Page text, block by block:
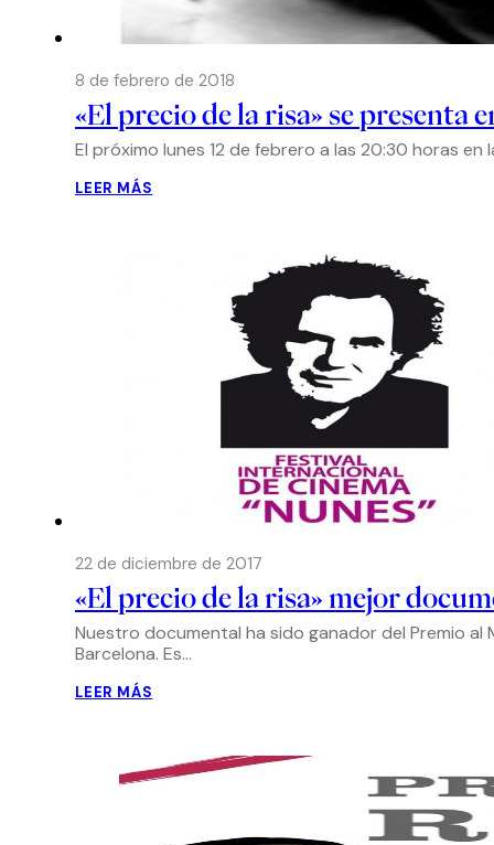
8 de febrero de 2018
«El precio de la risa» se presenta
El próximo lunes 12 de febrero a las 20:30 horas
LEER MÁS
22 de diciembre de 2017
«El precio de la risa» mejor
Nuestro documental ha sido ganador del Premio al
Barcelona. Es…
LEER MÁS